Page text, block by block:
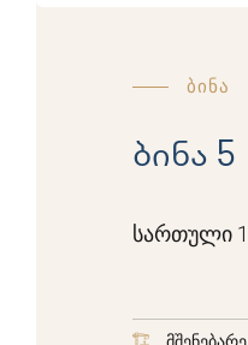
ბინა
ბინა 5
სართული 1